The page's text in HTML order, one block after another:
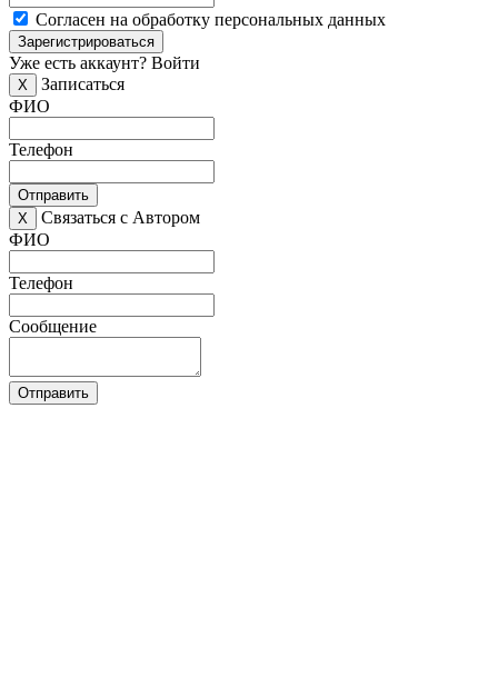
Согласен на обработку персональных данных
Зарегистрироваться
Уже есть аккаунт? Войти
X
Записаться
ФИО
Телефон
Отправить
X
Связаться с Автором
ФИО
Телефон
Сообщение
Отправить